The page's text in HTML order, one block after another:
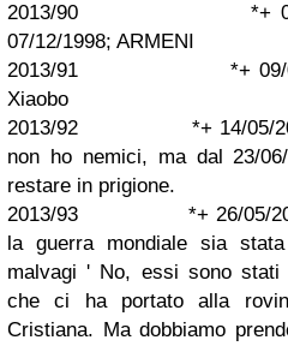
2013/90 *+ 06/05/
07/12/1998; ARMENI
2013/91 *+ 09/05/
Xiaobo
2013/92 *+ 14/05/2012
non ho nemici, ma dal 23/
restare in prigione.
2013/93 *+ 26/05/2012
la guerra mondiale sia
malvagi ' No, essi sono stati
che ci ha portato alla
Cristiana. Ma dobbiamo